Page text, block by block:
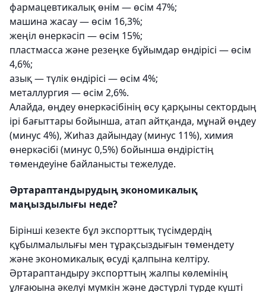
фармацевтикалық өнім — өсім 47%;
машина жасау — өсім 16,3%;
жеңіл өнеркәсіп — өсім 15%;
пластмасса және резеңке бұйымдар өндірісі — өсім
4,6%;
азық — түлік өндірісі — өсім 4%;
металлургия — өсім 2,6%.
Алайда, өңдеу өнеркәсібінің өсу қарқыны сектордың
ірі бағыттары бойынша, атап айтқанда, мұнай өңдеу
(минус 4%), Жиһаз дайындау (минус 11%), химия
өнеркәсібі (минус 0,5%) бойынша өндірістің
төмендеуіне байланысты тежелуде.
Әртараптандырудың экономикалық
маңыздылығы неде?
Бірінші кезекте бұл экспорттық түсімдердің
құбылмалылығы мен тұрақсыздығын төмендету
және экономикалық өсуді қалпына келтіру.
Әртараптандыру экспорттың жалпы көлемінің
ұлғаюына әкелуі мүмкін және дәстүрлі түрде күшті